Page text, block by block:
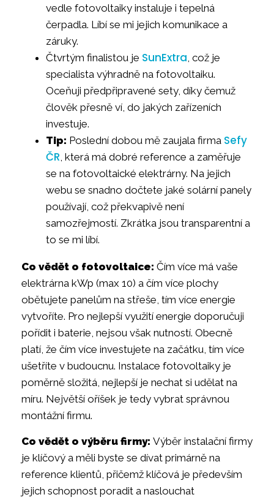
vedle fotovoltaiky instaluje i tepelná
čerpadla. Líbí se mi jejich komunikace a
záruky.
Čtvrtým finalistou je SunExtra, což je
specialista výhradně na fotovoltaiku.
Oceňuji předpřipravené sety, díky čemuž
člověk přesně ví, do jakých zařízeních
investuje.
Tip: Poslední dobou mě zaujala firma Sefy
ČR, která má dobré reference a zaměřuje
se na fotovoltaické elektrárny. Na jejich
webu se snadno dočtete jaké solární panely
používají, což překvapivě není
samozřejmostí. Zkrátka jsou transparentní a
to se mi líbí.
Co vědět o fotovoltaice: Čím více má vaše
elektrárna kWp (max 10) a čím více plochy
obětujete panelům na střeše, tím více energie
vytvoříte. Pro nejlepší využití energie doporučuji
pořídit i baterie, nejsou však nutností. Obecně
platí, že čím více investujete na začátku, tím více
ušetříte v budoucnu. Instalace fotovoltaiky je
poměrně složitá, nejlepší je nechat si udělat na
míru. Největší oříšek je tedy vybrat správnou
montážní firmu.
Co vědět o výběru firmy: Výběr instalační firmy
je klíčový a měli byste se dívat primárně na
reference klientů, přičemž klíčová je především
jejich schopnost poradit a naslouchat